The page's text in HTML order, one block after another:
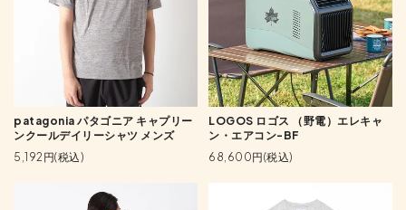
patagonia パタゴニア キャプリー
ンクールデイリーシャツ メンズ
5,192円(税込)
LOGOS ロゴス （野電）エレキャ
ン・エアコン-BF
68,600円(税込)